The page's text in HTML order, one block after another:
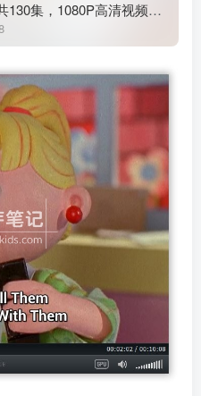
130集，1080P高清视频带
云网盘下载！